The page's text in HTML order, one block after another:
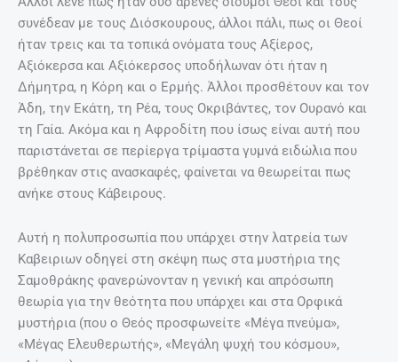
συνέδεαν με τους Διόσκουρους, άλλοι πάλι, πως οι Θεοί
ήταν τρεις και τα τοπικά ονόματα τους Αξίερος,
Αξιόκερσα και Αξιόκερσος υποδήλωναν ότι ήταν η
Δήμητρα, η Κόρη και ο Ερμής. Άλλοι προσθέτουν και τον
Άδη, την Εκάτη, τη Ρέα, τους Οκριβάντες, τον Ουρανό και
τη Γαία. Ακόμα και η Αφροδίτη που ίσως είναι αυτή που
παριστάνεται σε περίεργα τρίμαστα γυμνά ειδώλια που
βρέθηκαν στις ανασκαφές, φαίνεται να θεωρείται πως
ανήκε στους Κάβειρους.
Αυτή η πολυπροσωπία που υπάρχει στην λατρεία των
Καβειριων οδηγεί στη σκέψη πως στα μυστήρια της
Σαμοθράκης φανερώνονταν η γενική και απρόσωπη
θεωρία για την θεότητα που υπάρχει και στα Ορφικά
μυστήρια (που ο Θεός προσφωνείτε «Μέγα πνεύμα»,
«Μέγας Ελευθερωτής», «Μεγάλη ψυχή του κόσμου»,